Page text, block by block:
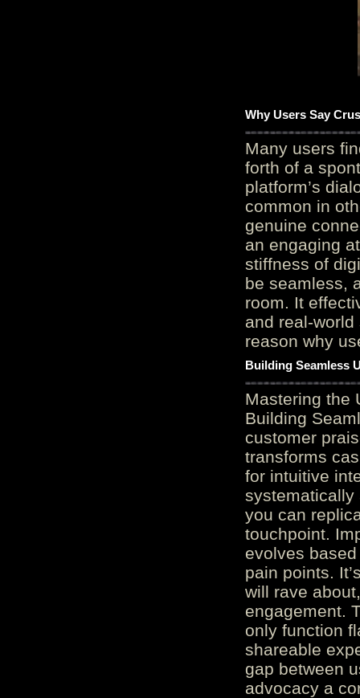
Why Users Say
Many users
forth of a
platform’s
common in
genuine
an engaging
stiffness of
be seamless,
room. It
and real-
reason why
Building Seamless
Mastering the
Building
customer
transforms
for intuitive
systematically
you can
touchpoint.
evolves
pain points.
will rave
engagement.
only function
shareable
gap between
advocacy a